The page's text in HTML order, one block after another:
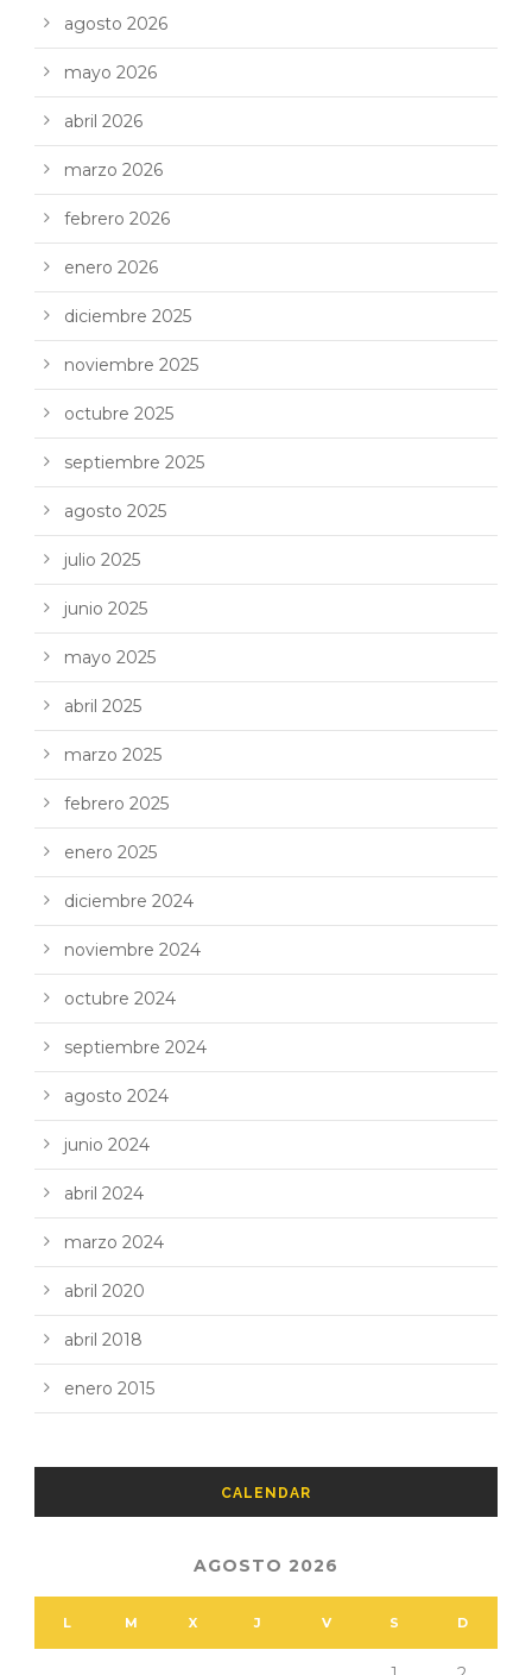
agosto 2026
mayo 2026
abril 2026
marzo 2026
febrero 2026
enero 2026
diciembre 2025
noviembre 2025
octubre 2025
septiembre 2025
agosto 2025
julio 2025
junio 2025
mayo 2025
abril 2025
marzo 2025
febrero 2025
enero 2025
diciembre 2024
noviembre 2024
octubre 2024
septiembre 2024
agosto 2024
junio 2024
abril 2024
marzo 2024
abril 2020
abril 2018
enero 2015
CALENDAR
AGOSTO 2026
L M X J V S D